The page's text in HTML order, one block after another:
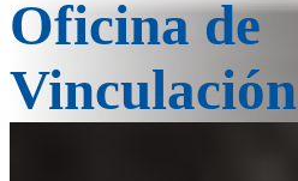
Oficina de
Vinculación